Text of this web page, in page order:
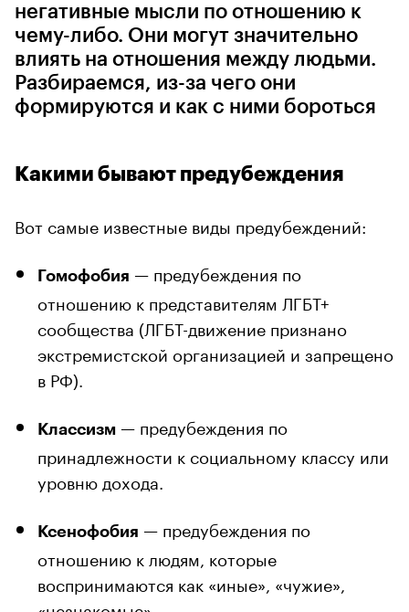
негативные мысли по отношению к
чему-либо. Они могут значительно
влиять на отношения между людьми.
Разбираемся, из-за чего они
формируются и как с ними бороться
Какими бывают предубеждения
Вот самые известные виды предубеждений:
Гомофобия — предубеждения по
отношению к представителям ЛГБТ+
сообщества (ЛГБТ-движение признано
экстремистской организацией и запрещено
в РФ).
Классизм — предубеждения по
принадлежности к социальному классу или
уровню дохода.
Ксенофобия — предубеждения по
отношению к людям, которые
воспринимаются как «иные», «чужие»,